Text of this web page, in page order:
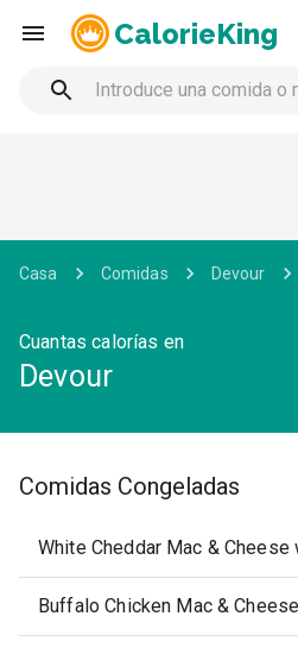
CalorieKing
Casa Comidas Devour
Cuantas calorías en
Devour
Comidas Congeladas
White Cheddar Mac &
Buffalo Chicken Mac &